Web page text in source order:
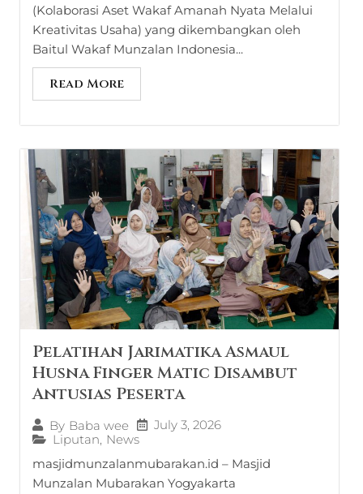
(Kolaborasi Aset Wakaf Amanah Nyata Melalui
Kreativitas Usaha) yang dikembangkan oleh
Baitul Wakaf Munzalan Indonesia...
Read More
Pelatihan Jarimatika Asmaul
Husna Finger Matic Disambut
Antusias Peserta
By Baba wee
July 3, 2026
Liputan, News
masjidmunzalanmubarakan.id – Masjid
Munzalan Mubarakan Yogyakarta